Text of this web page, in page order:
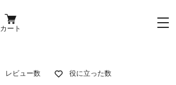
カート
レビュー数 役に立った数